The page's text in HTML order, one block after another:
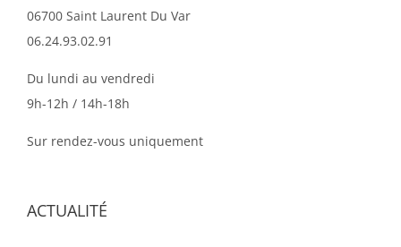
06700 Saint Laurent Du Var
06.24.93.02.91
Du lundi au vendredi
9h-12h / 14h-18h
Sur rendez-vous uniquement
ACTUALITÉ